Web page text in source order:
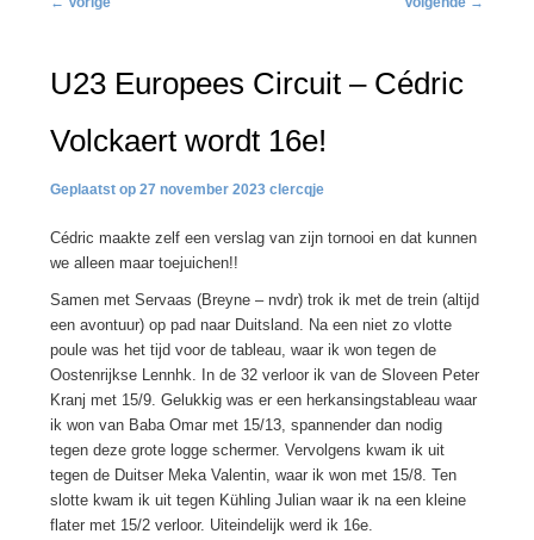
U23 Europees Circuit – Cédric
Volckaert wordt 16e!
27 november 2023 clercqje
Cédric maakte zelf een verslag van zijn tornooi en dat kunnen
we alleen maar toejuichen!!
Samen met Servaas (Breyne – nvdr) trok ik met de trein (altijd
een avontuur) op pad naar Duitsland. Na een niet zo vlotte
poule was het tijd voor de tableau, waar ik won tegen de
Oostenrijkse Lennhk. In de 32 verloor ik van de Sloveen Peter
Kranj met 15/9. Gelukkig was er een herkansingstableau waar
ik won van Baba Omar met 15/13, spannender dan nodig
tegen deze grote logge schermer. Vervolgens kwam ik uit
tegen de Duitser Meka Valentin, waar ik won met 15/8. Ten
slotte kwam ik uit tegen Kühling Julian waar ik na een kleine
flater met 15/2 verloor. Uiteindelijk werd ik 16e.